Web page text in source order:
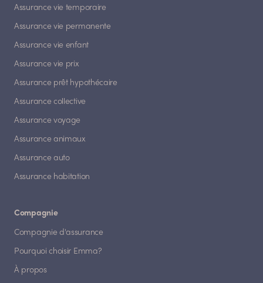
Assurance vie temporaire
Assurance vie permanente
Assurance vie enfant
Assurance vie prix
Assurance prêt hypothécaire
Assurance collective
Assurance voyage
Assurance animaux
Assurance auto
Assurance habitation
Compagnie
Compagnie d'assurance
Pourquoi choisir Emma?
À propos